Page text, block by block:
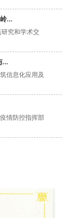
...
究和学术交
...
信息化应用及
情防控指挥部